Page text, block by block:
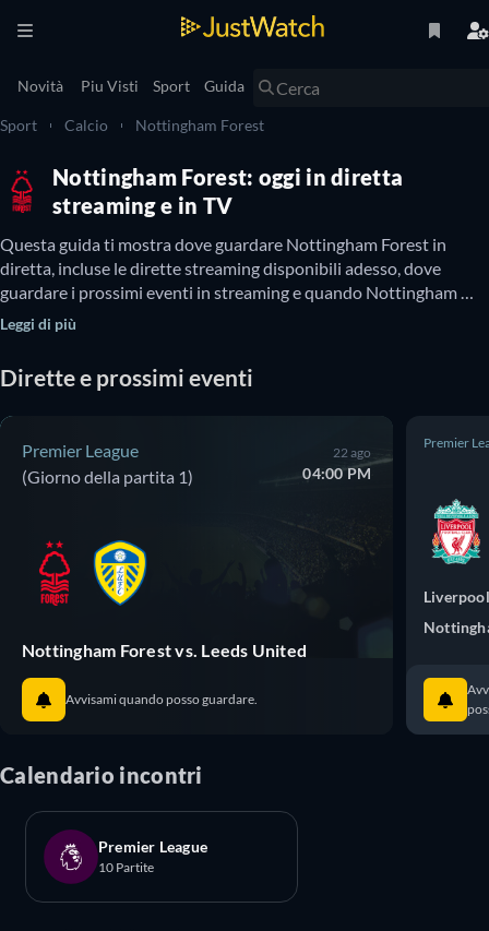
Novità Piu Visti Sport Guida
Sport Calcio Nottingham Forest
Nottingham Forest: oggi in diretta
streaming e in TV
Questa guida ti mostra dove guardare Nottingham Forest in
diretta, incluse le dirette streaming disponibili adesso, dove
guardare i prossimi eventi in streaming e quando Nottingham
Forest sarà disponibile in TV. Inoltre, puoi scoprire se è possibile
Leggi di più
Dirette e prossimi eventi
Premier League
(Giorno della partita 1)
22 ago
04:00 PM
Nottingham Forest vs. Leeds United
Avvisami quando posso guardare.
Premier
Liverpool
Calendario incontri
Premier League
10 Partite